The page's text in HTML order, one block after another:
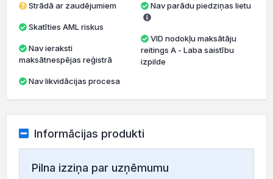
Strādā ar zaudējumiem
Skatīties AML riskus
maksātnespējas reģistrā
Nav likvidācijas procesa
Nav parādu piedziņas lietu
VID nodokļu maksātāju
reitings A - Laba saistību
izpilde
Informācijas produkti
Pilna izziņa par uzņēmumu